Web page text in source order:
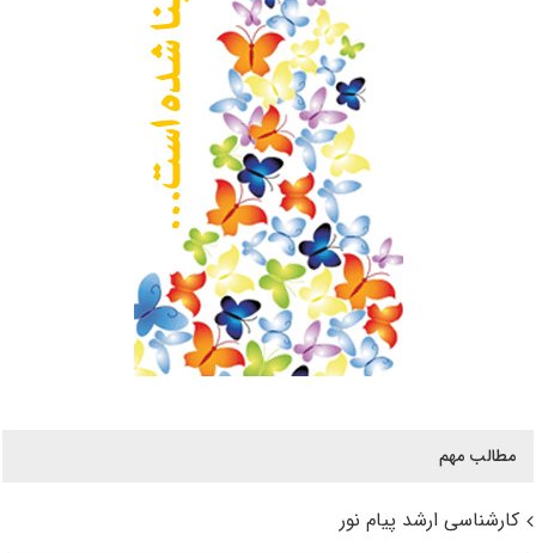
مطالب مهم
کارشناسی ارشد پیام نور